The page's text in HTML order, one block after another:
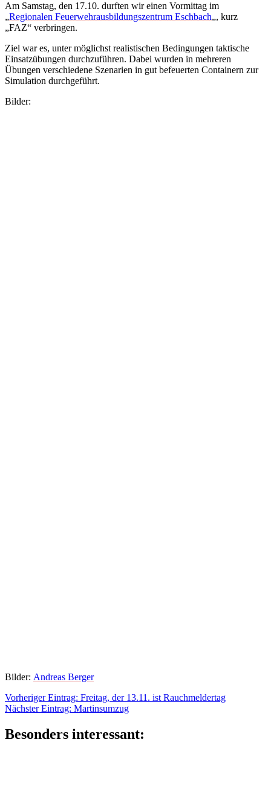
Am Samstag, den 17.10. durften wir einen Vormittag im
„Regionalen Feuerwehrausbildungszentrum Eschbach„, kurz
„FAZ“ verbringen.
Ziel war es, unter möglichst realistischen Bedingungen taktische
Einsatzübungen durchzuführen. Dabei wurden in mehreren
Übungen verschiedene Szenarien in gut befeuerten Containern zur
Simulation durchgeführt.
Bilder:
Bilder: Andreas Berger
Beitragsnavigation
Vorheriger Eintrag: Vorheriger
Eintrag:
Freitag, der 13.11. ist Rauchmeldertag
Nächster Eintrag: Nächster
Martinsumzug
Besonders interessant: